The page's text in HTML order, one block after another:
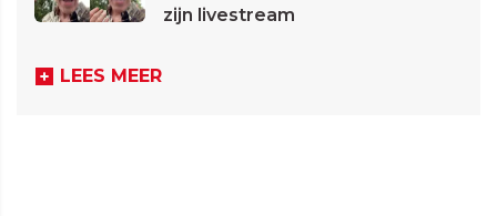
zijn livestream
LEES MEER